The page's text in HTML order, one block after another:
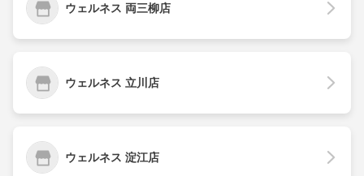
ウェルネス 両三柳店
ウェルネス 立川店
ウェルネス 淀江店